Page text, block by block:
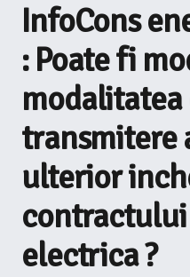
InfoCons
: Poate fi
modalitatea
transmitere
ulterior
electrica ?